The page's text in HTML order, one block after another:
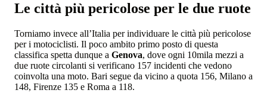
Le città più pericolose per le due ruote
Torniamo invece all’Italia per individuare le città più pericolose
per i motociclisti. Il poco ambito primo posto di questa
classifica spetta dunque a Genova, dove ogni 10mila mezzi a
due ruote circolanti si verificano 157 incidenti che vedono
coinvolta una moto. Bari segue da vicino a quota 156, Milano a
148, Firenze 135 e Roma a 118.